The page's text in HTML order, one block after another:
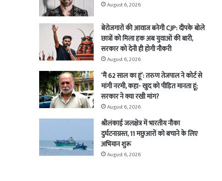
August 6, 2026
बेरोजगारों की आवाज बनेगी CJP: दीपके बोले
छात्रों को मिला हक अब युवाओं की बारी,
सरकार को देनी ही होगी नौकरी
August 6, 2026
‘मैं 62 साल का हूं’: तरुण तेजपाल ने कोर्ट से
मांगी नरमी, कहा- खुद को पीड़ित मानता हूं;
सरकार ने क्या रखी मांग?
August 6, 2026
श्रीलंकाई जलक्षेत्र में भारतीय नौका
दुर्घटनाग्रस्त, 11 मछुआरों को बचाने के लिए
अभियान शुरू
August 6, 2026